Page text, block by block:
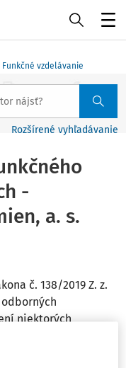
Funkčné vzdelávanie
Rozšírené vyhľadávanie
-
a. s.
č. 138/2019 Z. z.
niektorých